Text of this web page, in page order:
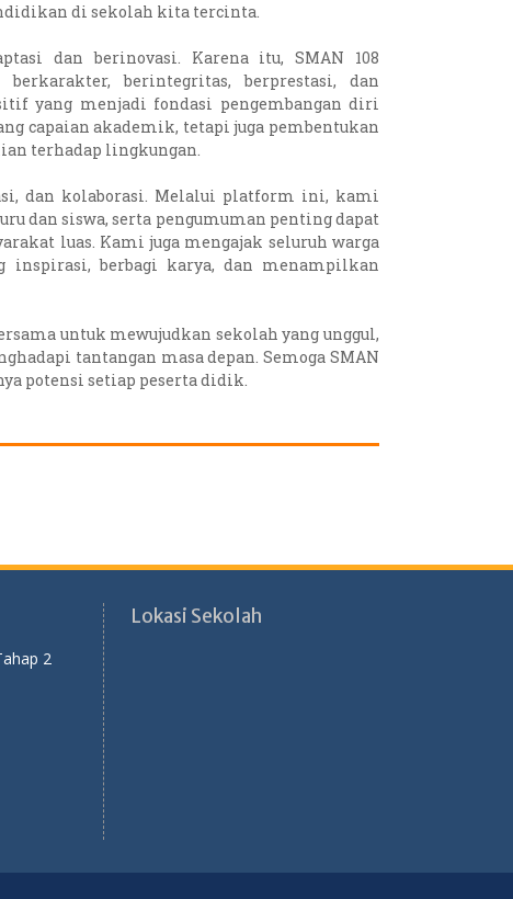
di sekolah kita tercinta.
dan berinovasi. Karena itu, SMAN 108
berintegritas, berprestasi, dan
yang menjadi fondasi pengembangan diri
capaian akademik, tetapi juga pembentukan
terhadap lingkungan.
dan kolaborasi. Melalui platform ini, kami
dan siswa, serta pengumuman penting dapat
luas. Kami juga mengajak seluruh warga
berbagi karya, dan menampilkan
untuk mewujudkan sekolah yang unggul,
tantangan masa depan. Semoga SMAN
potensi setiap peserta didik.
2
Lokasi Sekolah